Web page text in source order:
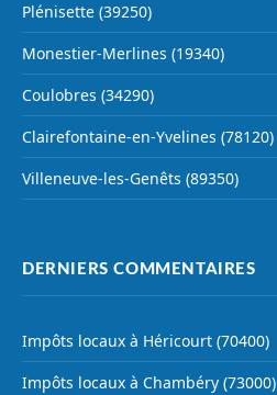
Plénisette (39250)
Monestier-Merlines (19340)
Coulobres (34290)
Clairefontaine-en-Yvelines (78120)
Villeneuve-les-Genêts (89350)
DERNIERS COMMENTAIRES
Impôts locaux à Héricourt (70400)
Impôts locaux à Chambéry (73000)